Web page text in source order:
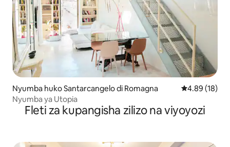
Nyumba huko Santarcangelo di Romagna Ukadiriaji wa
4.89 (18)
Nyumba ya Utopia
Fleti za kupangisha zilizo na viyoyozi